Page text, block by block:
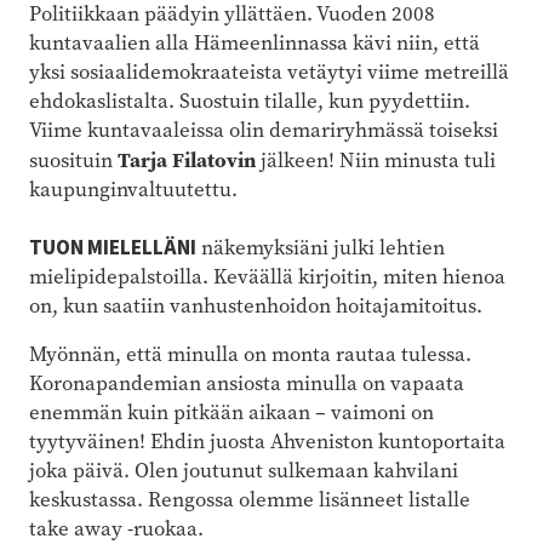
Politiikkaan päädyin yllättäen. Vuoden 2008
kuntavaalien alla Hämeenlinnassa kävi niin, että
yksi sosiaalidemokraateista vetäytyi viime metreillä
ehdokaslistalta. Suostuin tilalle, kun pyydettiin.
Viime kuntavaaleissa olin demariryhmässä toiseksi
suosituinTarja Filatovinjälkeen! Niin minusta tuli
kaupunginvaltuutettu.
TUON MIELELLÄNI näkemyksiäni julki lehtien
mielipidepalstoilla. Keväällä kirjoitin, miten hienoa
on, kun saatiin vanhustenhoidon hoitajamitoitus.
Myönnän, että minulla on monta rautaa tulessa.
Koronapandemian ansiosta minulla on vapaata
enemmän kuin pitkään aikaan – vaimoni on
tyytyväinen! Ehdin juosta Ahveniston kuntoportaita
joka päivä. Olen joutunut sulkemaan kahvilani
keskustassa. Rengossa olemme lisänneet listalle
take away -ruokaa.